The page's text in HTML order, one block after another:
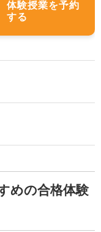
体験授業を予約
する
めの合格体験